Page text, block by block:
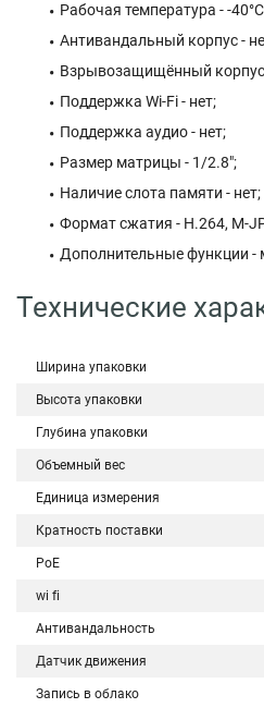
Рабочая температура - -
Антивандальный корпус -
Взрывозащищённый корпус
Поддержка Wi-Fi - нет;
Поддержка аудио - нет;
Размер матрицы - 1/2.8";
Наличие слота памяти - нет;
Формат сжатия - H.264, M-
Дополнительные функции -
Технические
Ширина упаковки
Высота упаковки
Глубина упаковки
Объемный вес
Единица измерения
Кратность поставки
PoE
wi fi
Антивандальность
Датчик движения
Запись в облако